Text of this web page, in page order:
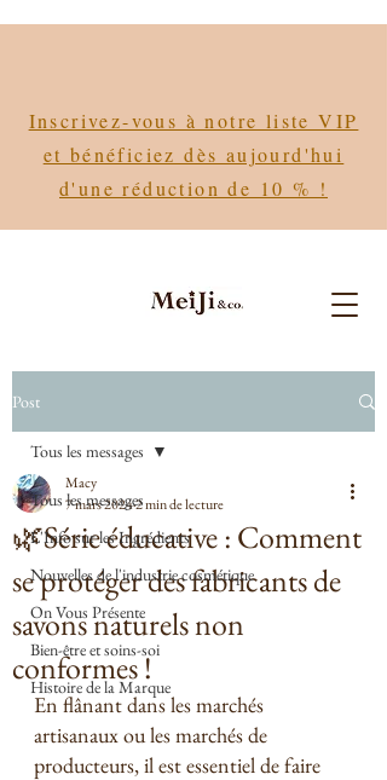
Inscrivez-vous à notre liste VIP
et bénéficiez dès aujourd'hui
d'une réduction de 10 % !
Post
Tous les messages
L'Info sur les Ingrédients
Nouvelles de l'industrie cosmétique
On Vous Présente
Bien-être et soins-soi
Histoire de la Marque
Tous les messages
🌿Série éducative : Comment
se protéger des fabricants de
savons naturels non
conformes !
Macy
7 mars 20242 min de lecture
En flânant dans les marchés
artisanaux ou les marchés de
producteurs, il est essentiel de faire